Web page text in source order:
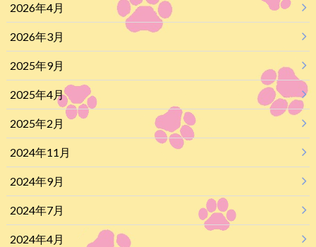
2026年4月
2026年3月
2025年9月
2025年4月
2025年2月
2024年11月
2024年9月
2024年7月
2024年4月